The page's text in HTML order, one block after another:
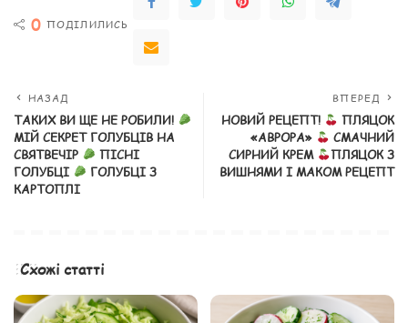
0 ПОДІЛИЛИСЬ
НАЗАД
ТАКИХ ВИ ЩЕ НЕ РОБИЛИ!
МІЙ СЕКРЕТ ГОЛУБЦІВ НА
СВЯТВЕЧІР
ПІСНІ
ГОЛУБЦІ
ГОЛУБЦІ З
КАРТОПЛІ
ВПЕРЕД
НОВИЙ РЕЦЕПТ!
ПЛЯЦОК
«АВРОРА»
СМАЧНИЙ
СИРНИЙ КРЕМ
ПЛЯЦОК З
ВИШНЯМИ І МАКОМ РЕЦЕПТ
Схожі статті